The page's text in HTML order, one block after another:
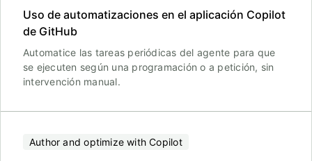
Uso de automatizaciones en el aplicación Copilot
de GitHub
Automatice las tareas periódicas del agente para que
se ejecuten según una programación o a petición, sin
intervención manual.
Author and optimize with Copilot